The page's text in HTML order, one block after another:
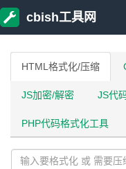
cbish工具网
HTML格式化/压缩
JS加密/解密 JS代
PHP代码格式化工具